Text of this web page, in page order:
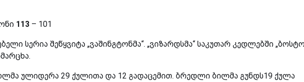
113 – 101
სერია შეწყვიტა „ვაშინგტონმა“. „ვიზარდსმა“ საკუთარ კედლებში
ულიდერა 29 ქულითა და 12 გადაცემით. ბრედლი ბილმა გუნდს19 ქულა